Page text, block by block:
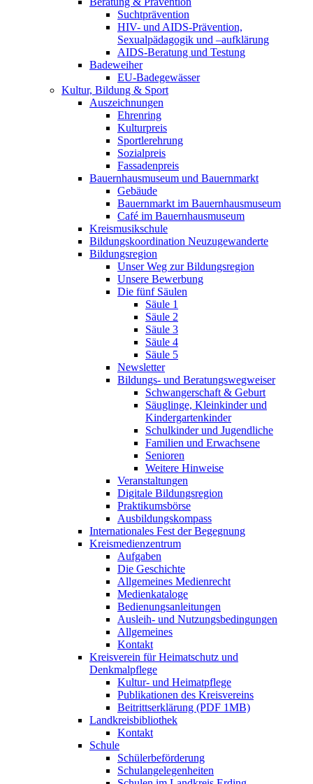
Suchtprävention
HIV- und AIDS-Prävention,
Sexualpädagogik und –aufklärung
AIDS-Beratung und Testung
Badeweiher
EU-Badegewässer
Kultur, Bildung & Sport
Auszeichnungen
Ehrenring
Kulturpreis
Sportlerehrung
Sozialpreis
Fassadenpreis
Bauernhausmuseum und Bauernmarkt
Gebäude
Bauernmarkt im Bauernhausmuseum
Café im Bauernhausmuseum
Kreismusikschule
Bildungskoordination Neuzugewanderte
Bildungsregion
Unser Weg zur Bildungsregion
Unsere Bewerbung
Die fünf Säulen
Säule 1
Säule 2
Säule 3
Säule 4
Säule 5
Newsletter
Bildungs- und Beratungswegweiser
Schwangerschaft & Geburt
Säuglinge, Kleinkinder und
Kindergartenkinder
Schulkinder und Jugendliche
Familien und Erwachsene
Senioren
Weitere Hinweise
Veranstaltungen
Digitale Bildungsregion
Praktikumsbörse
Ausbildungskompass
Internationales Fest der Begegnung
Kreismedienzentrum
Aufgaben
Die Geschichte
Allgemeines Medienrecht
Medienkataloge
Bedienungsanleitungen
Ausleih- und Nutzungsbedingungen
Allgemeines
Kontakt
Kreisverein für Heimatschutz und
Denkmalpflege
Kultur- und Heimatpflege
Publikationen des Kreisvereins
Beitrittserklärung (PDF 1MB)
Landkreisbibliothek
Kontakt
Schule
Schülerbeförderung
Schulangelegenheiten